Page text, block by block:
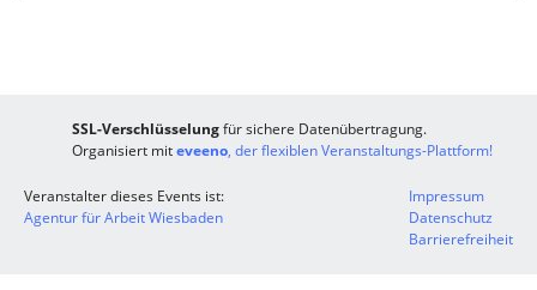
SSL-Verschlüsselungfür sichere Datenübertragung.
Organisiert miteveeno, der flexiblen Veranstaltungs-Plattform!
Veranstalter dieses Events ist:
Agentur für Arbeit Wiesbaden
Impressum
Datenschutz
Barrierefreiheit